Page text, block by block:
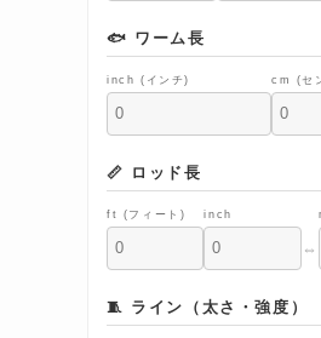
🐟 ワーム長
inch (インチ) cm (セ
📏 ロッド長
ft (フィート) inch
⇔
🧵 ライン（太さ・強度）